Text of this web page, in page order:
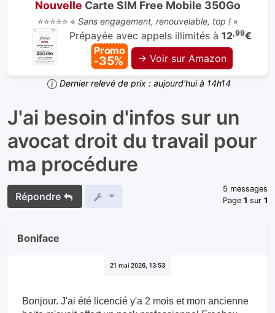
Nouvelle Carte SIM Free Mobile 350Go
⭐⭐⭐⭐⭐ « Sans engagement, renouvelable, top !»
Prépayée avec appels illimités à 12,99€
Promo
-35% → Voir sur Amazon
Dernier relevé de prix : aujourd'hui à 14h14
J'ai besoin d'infos sur un
avocat droit du travail pour
ma procédure
Répondre
5 messages
Page1 sur1
Boniface
21 mai 2026, 13:53
Bonjour. J'ai été licencié y'a 2 mois et mon ancienne